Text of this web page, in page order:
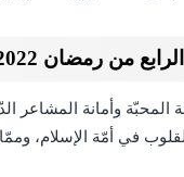
من رمضان 2022
وأمانة المشاعر
في أمّة الإسلام،